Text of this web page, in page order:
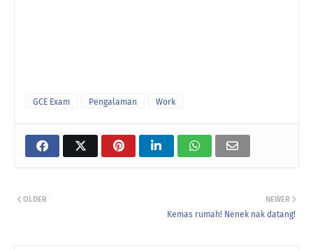
GCE Exam Pengalaman Work
NEWER
Kemas rumah! Nenek nak datang!
OLDER